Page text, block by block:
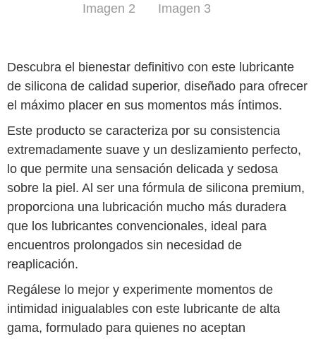
Descubra el bienestar definitivo con este lubricante
de silicona de calidad superior, diseñado para ofrecer
el máximo placer en sus momentos más íntimos.
Este producto se caracteriza por su consistencia
extremadamente suave y un deslizamiento perfecto,
lo que permite una sensación delicada y sedosa
sobre la piel. Al ser una fórmula de silicona premium,
proporciona una lubricación mucho más duradera
que los lubricantes convencionales, ideal para
encuentros prolongados sin necesidad de
reaplicación.
Regálese lo mejor y experimente momentos de
intimidad inigualables con este lubricante de alta
gama, formulado para quienes no aceptan